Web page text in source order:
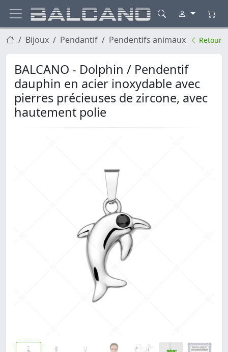
Bijoux Pendantif Pendentifs animaux Retour
BALCANO - Dolphin / Pendentif
dauphin en acier inoxydable avec
pierres précieuses de zircone, avec
hautement polie